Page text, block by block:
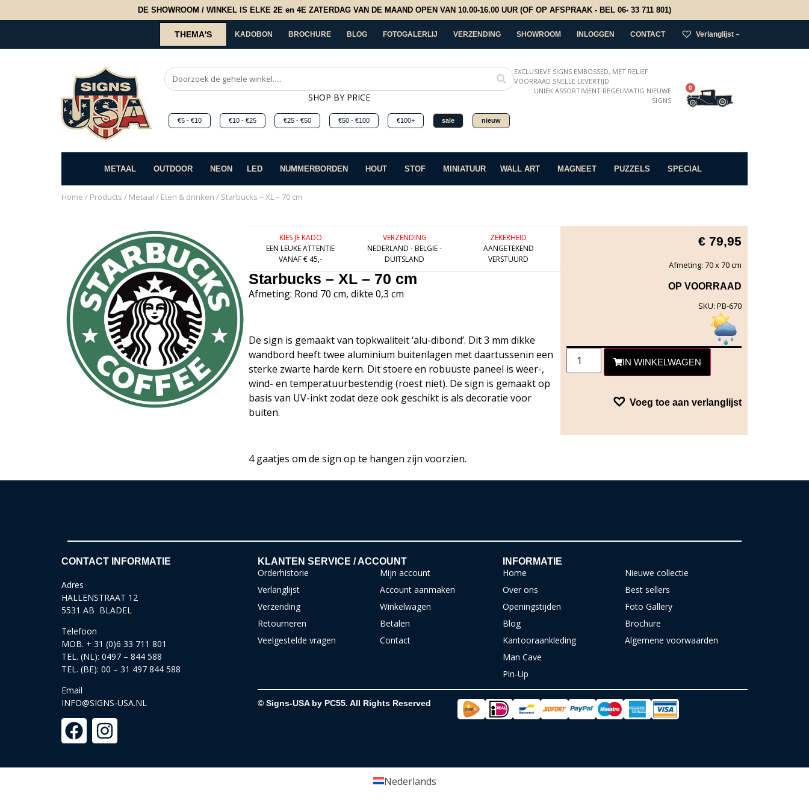
DE SHOWROOM / WINKEL IS ELKE 2E en 4E ZATERDAG VAN DE MAAND OPEN VAN 10.00-16.00 UUR (OF OP AFSPRAAK - BEL 06- 33 711 801)
THEMA'S KADOBON BROCHURE BLOG FOTOGALERLIJ VERZENDING SHOWROOM INLOGGEN CONTACT Verlanglijst –
SHOP BY PRICE
€5 - €10 €10 - €25 €25 - €50 €50 - €100 €100+ sale nieuw
EXCLUSIEVE SIGNS EMBOSSED, MET RELIEF
VOORRAAD SNELLE LEVERTIJD
UNIEK ASSORTIMENT REGELMATIG NIEUWE
SIGNS
0
METAAL OUTDOOR NEON LED NUMMERBORDEN HOUT STOF MINIATUUR WALL ART MAGNEET PUZZELS SPECIAL
Home / Products / Metaal / Eten & drinken / Starbucks – XL – 70 cm
KIES JE KADO
EEN LEUKE ATTENTIE
VANAF € 45,-
VERZENDING
NEDERLAND - BELGIE -
DUITSLAND
ZEKERHEID
AANGETEKEND
VERSTUURD
Starbucks – XL – 70 cm
Afmeting: Rond 70 cm, dikte 0,3 cm
De sign is gemaakt van topkwaliteit ‘alu-dibond’. Dit 3 mm dikke
wandbord heeft twee aluminium buitenlagen met daartussenin een
sterke zwarte harde kern. Dit stoere en robuuste paneel is weer-,
wind- en temperatuurbestendig (roest niet). De sign is gemaakt op
basis van UV-inkt zodat deze ook geschikt is als decoratie voor
buiten.
4 gaatjes om de sign op te hangen zijn voorzien.
€ 79,95
Afmeting: 70 x 70 cm
OP VOORRAAD
SKU: PB-670
IN WINKELWAGEN
Voeg toe aan verlanglijst
CONTACT INFORMATIE
Adres
HALLENSTRAAT 12
5531 AB BLADEL
Telefoon
MOB. + 31 (0)6 33 711 801
TEL. (NL): 0497 – 844 588
TEL. (BE): 00 – 31 497 844 588
Email
INFO@SIGNS-USA.NL
KLANTEN SERVICE / ACCOUNT
Orderhistorie
Verlanglijst
Verzending
Retourneren
Veelgestelde vragen
Mijn account
Account aanmaken
Winkelwagen
Betalen
Contact
INFORMATIE
Home
Over ons
Openingstijden
Blog
Kantooraankleding
Man Cave
Pin-Up
Nieuwe collectie
Best sellers
Foto Gallery
Brochure
Algemene voorwaarden
© Signs-USA by PC55. All Rights Reserved
Nederlands